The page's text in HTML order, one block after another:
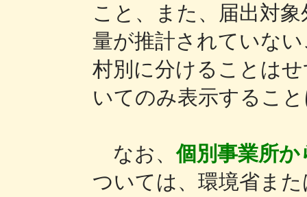
こと、また、届出対
量が推計されていな
村別に分けることは
いてのみ表示するこ
なお、個別事業所
ついては、環境省ま